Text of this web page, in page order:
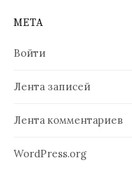
МЕТА
Войти
Лента записей
Лента комментариев
WordPress.org